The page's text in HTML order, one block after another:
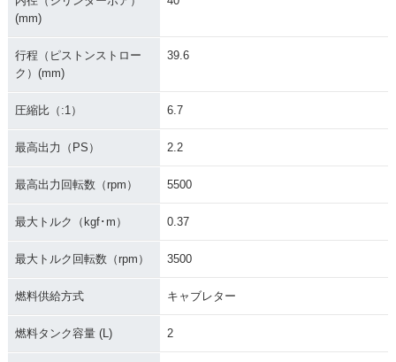
(mm)
行程（ピストンストロー
ク）(mm)
39.6
圧縮比（:1） 6.7
最高出力（PS） 2.2
最高出力回転数（rpm） 5500
最大トルク（kgf･m） 0.37
最大トルク回転数（rpm） 3500
燃料供給方式 キャブレター
燃料タンク容量 (L) 2